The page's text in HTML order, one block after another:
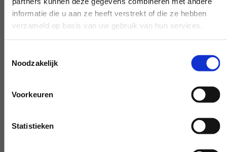
informatie die u aan ze heeft verstrekt of die ze hebben
verzameld op basis van uw gebruik van hun services.
Noodzakelijk
Voorkeuren
Statistieken
Arbeit betrifft, greifen Sie zum Telefon und